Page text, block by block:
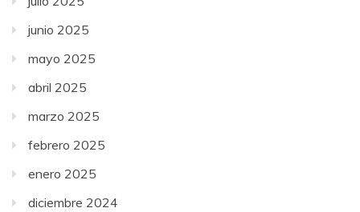
junio 2025
mayo 2025
abril 2025
marzo 2025
febrero 2025
enero 2025
diciembre 2024